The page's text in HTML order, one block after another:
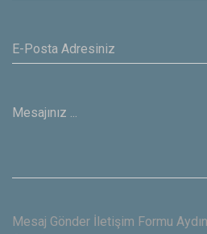
Mesaj Gönder İletişim Formu